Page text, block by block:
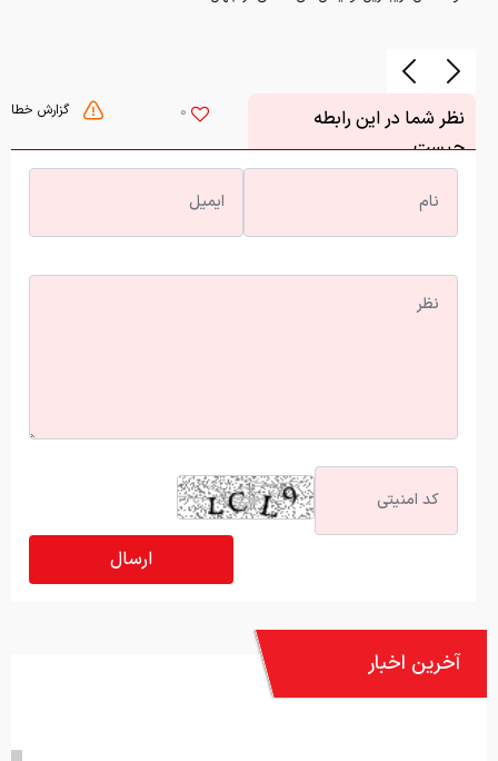
گزارش خطا 0
نظر شما در این رابطه
چیست
آخرین اخبار